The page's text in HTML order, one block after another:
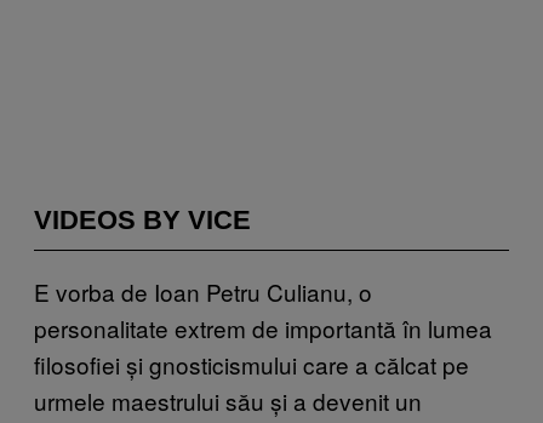
VIDEOS BY VICE
E vorba de Ioan Petru Culianu, o
personalitate extrem de importantă în lumea
filosofiei și gnosticismului care a călcat pe
urmele maestrului său și a devenit un